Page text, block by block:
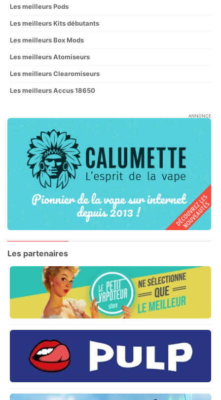
Les meilleurs Pods
Les meilleurs Kits débutants
Les meilleurs Box Mods
Les meilleurs Atomiseurs
Les meilleurs Clearomiseurs
Les meilleurs Accus 18650
ANNONCE
Les partenaires